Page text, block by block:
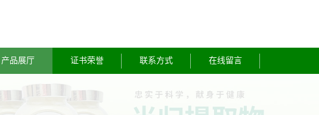
产品展厅 证书荣誉 联系方式 在线留言